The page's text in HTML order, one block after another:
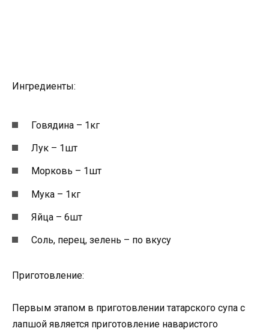
Ингредиенты:
Говядина – 1кг
Лук – 1шт
Морковь – 1шт
Мука – 1кг
Яйца – 6шт
Соль, перец, зелень – по вкусу
Приготовление:
Первым этапом в приготовлении татарского супа с
лапшой является приготовление наваристого